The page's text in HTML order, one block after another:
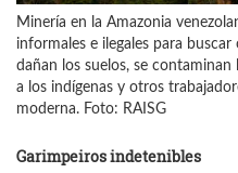
Minería en la Amazonia
informales e ilegales para
dañan los suelos, se
a los indígenas y otros
moderna. Foto: RAISG
Garimpeiros indetenibles